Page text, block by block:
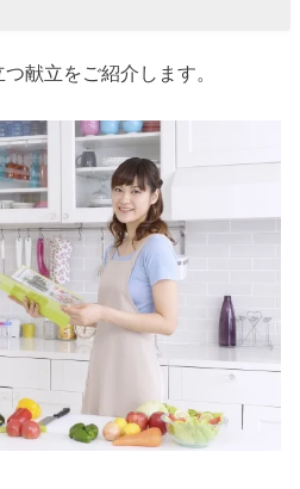
献立をご紹介します。